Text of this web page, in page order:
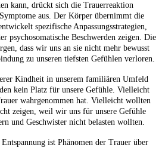
kann, drückt sich die Trauerreaktion
aus. Der Körper übernimmt die
spezifische Anpassungsstrategien,
psychosomatische Beschwerden zeigen. Die
dass wir uns an sie nicht mehr bewusst
zu unseren tiefsten Gefühlen verloren.
Kindheit in unserem familiären Umfeld
kein Platz für unsere Gefühle. Vielleicht
wahrgenommen hat. Vielleicht wollten
zeigen, weil wir uns für unsere Gefühle
und Geschwister nicht belasten wollten.
ist Phänomen der Trauer über